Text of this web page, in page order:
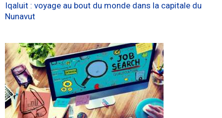
Iqaluit : voyage au bout du monde dans la capitale du
Nunavut